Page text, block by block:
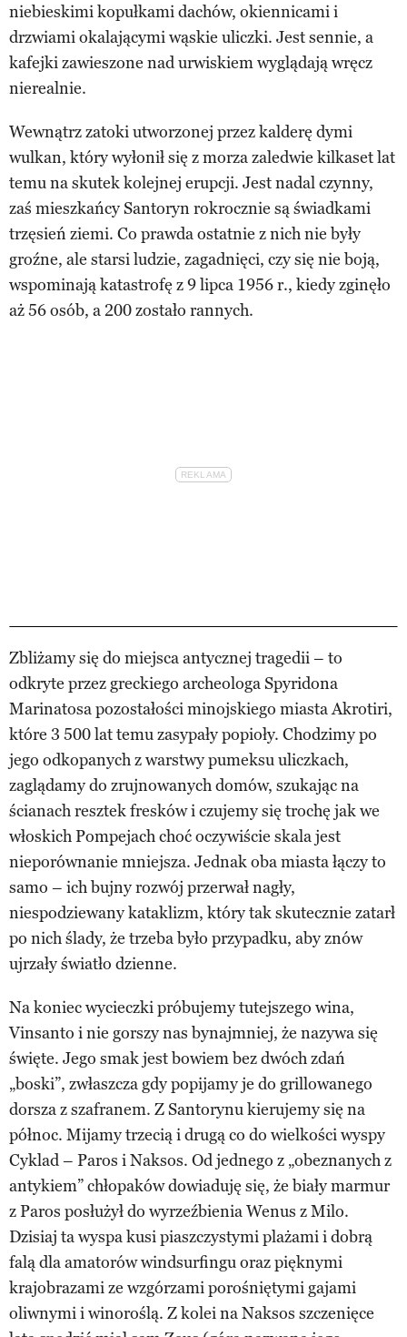
niebieskimi kopułkami dachów, okiennicami i
drzwiami okalającymi wąskie uliczki. Jest sennie, a
kafejki zawieszone nad urwiskiem wyglądają wręcz
nierealnie.
Wewnątrz zatoki utworzonej przez kalderę dymi
wulkan, który wyłonił się z morza zaledwie kilkaset lat
temu na skutek kolejnej erupcji. Jest nadal czynny,
zaś mieszkańcy Santoryn rokrocznie są świadkami
trzęsień ziemi. Co prawda ostatnie z nich nie były
groźne, ale starsi ludzie, zagadnięci, czy się nie boją,
wspominają katastrofę z 9 lipca 1956 r., kiedy zginęło
aż 56 osób, a 200 zostało rannych.
Zbliżamy się do miejsca antycznej tragedii – to
odkryte przez greckiego archeologa Spyridona
Marinatosa pozostałości minojskiego miasta Akrotiri,
które 3 500 lat temu zasypały popioły. Chodzimy po
jego odkopanych z warstwy pumeksu uliczkach,
zaglądamy do zrujnowanych domów, szukając na
ścianach resztek fresków i czujemy się trochę jak we
włoskich Pompejach choć oczywiście skala jest
nieporównanie mniejsza. Jednak oba miasta łączy to
samo – ich bujny rozwój przerwał nagły,
niespodziewany kataklizm, który tak skutecznie zatarł
po nich ślady, że trzeba było przypadku, aby znów
ujrzały światło dzienne.
Na koniec wycieczki próbujemy tutejszego wina,
Vinsanto i nie gorszy nas bynajmniej, że nazywa się
święte. Jego smak jest bowiem bez dwóch zdań
„boski”, zwłaszcza gdy popijamy je do grillowanego
dorsza z szafranem. Z Santorynu kierujemy się na
północ. Mijamy trzecią i drugą co do wielkości wyspy
Cyklad – Paros i Naksos. Od jednego z „obeznanych z
antykiem” chłopaków dowiaduję się, że biały marmur
z Paros posłużył do wyrzeźbienia Wenus z Milo.
Dzisiaj ta wyspa kusi piaszczystymi plażami i dobrą
falą dla amatorów windsurfingu oraz pięknymi
krajobrazami ze wzgórzami porośniętymi gajami
oliwnymi i winoroślą. Z kolei na Naksos szczenięce